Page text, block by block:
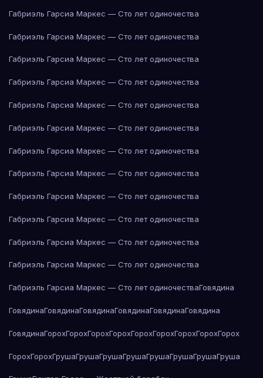
Габриэль Гарсиа Маркес — Сто лет одиночества
Габриэль Гарсиа Маркес — Сто лет одиночества
Габриэль Гарсиа Маркес — Сто лет одиночества
Габриэль Гарсиа Маркес — Сто лет одиночества
Габриэль Гарсиа Маркес — Сто лет одиночества
Габриэль Гарсиа Маркес — Сто лет одиночества
Габриэль Гарсиа Маркес — Сто лет одиночества
Габриэль Гарсиа Маркес — Сто лет одиночества
Габриэль Гарсиа Маркес — Сто лет одиночества
Габриэль Гарсиа Маркес — Сто лет одиночества
Габриэль Гарсиа Маркес — Сто лет одиночества
Габриэль Гарсиа Маркес — Сто лет одиночества
Габриэль Гарсиа Маркес — Сто лет одиночестваГовядина
ГовядинаГовядинаГовядинаГовядинаГовядинаГовядина
ГовядинаГорохГорохГорохГорохГорохГорохГорохГорохГорох
ГорохГорохГрушаГрушаГрушаГрушаГрушаГрушаГрушаГруша